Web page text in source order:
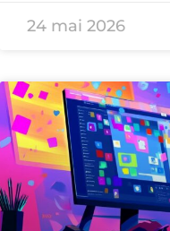
24 mai 2026